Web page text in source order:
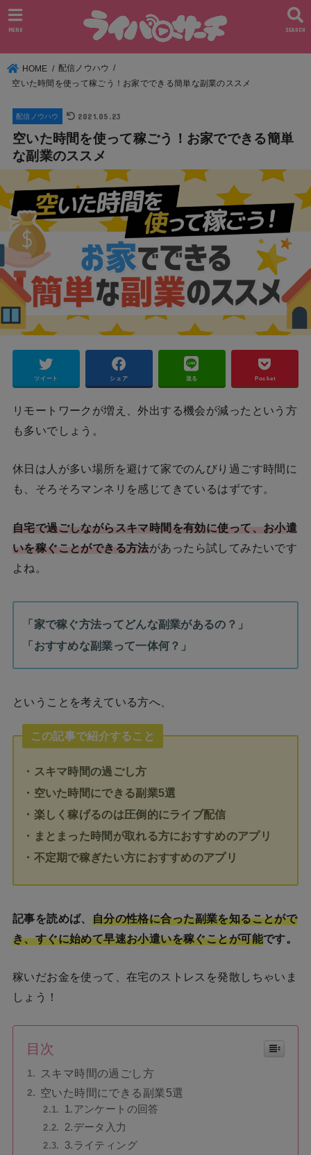
SEARCH
MENU
HOME
配信ノウハウ
空いた時間を使って稼ごう！お家でできる簡単な副業のススメ
配信ノウハウ 2021.05.23
空いた時間を使って稼ごう！お家でできる簡単
な副業のススメ
ツイート シェア 送る Pocket
リモートワークが増え、外出する機会が減ったという方
も多いでしょう。
休日は人が多い場所を避けて家でのんびり過ごす時間に
も、そろそろマンネリを感じてきているはずです。
自宅で過ごしながらスキマ時間を有効に使って、お小遣
いを稼ぐことができる方法があったら試してみたいです
よね。
「家で稼ぐ方法ってどんな副業があるの？」
「おすすめな副業って一体何？」
ということを考えている方へ、
この記事で紹介すること
・スキマ時間の過ごし方
・空いた時間にできる副業5選
・楽しく稼げるのは圧倒的にライブ配信
・まとまった時間が取れる方におすすめのアプリ
・不定期で稼ぎたい方におすすめのアプリ
記事を読めば、 自分の性格に合った副業を知ることがで
き、すぐに始めて早速お小遣いを稼ぐことが可能です。
稼いだお金を使って、在宅のストレスを発散しちゃいま
しょう！
目次
スキマ時間の過ごし方
空いた時間にできる副業5選
1.アンケートの回答
2.データ入力
3.ライティング